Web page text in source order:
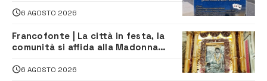
6 AGOSTO 2026
Francofonte | La città in festa, la
comunità si affida alla Madonna
6 AGOSTO 2026